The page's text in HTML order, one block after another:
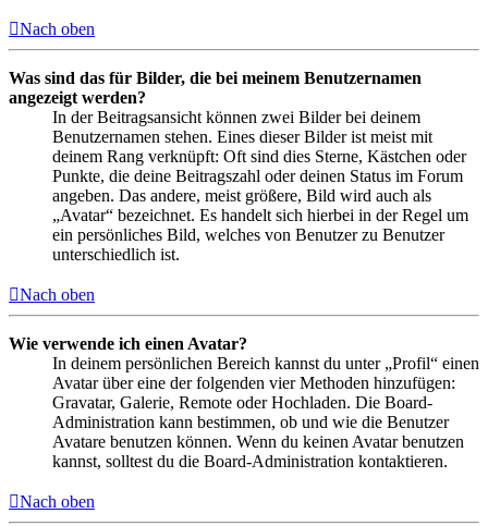
Nach oben
Was sind das für Bilder, die bei meinem Benutzernamen
angezeigt werden?
In der Beitragsansicht können zwei Bilder bei deinem
Benutzernamen stehen. Eines dieser Bilder ist meist mit
deinem Rang verknüpft: Oft sind dies Sterne, Kästchen oder
Punkte, die deine Beitragszahl oder deinen Status im Forum
angeben. Das andere, meist größere, Bild wird auch als
„Avatar“ bezeichnet. Es handelt sich hierbei in der Regel um
ein persönliches Bild, welches von Benutzer zu Benutzer
unterschiedlich ist.
Nach oben
Wie verwende ich einen Avatar?
In deinem persönlichen Bereich kannst du unter „Profil“ einen
Avatar über eine der folgenden vier Methoden hinzufügen:
Gravatar, Galerie, Remote oder Hochladen. Die Board-
Administration kann bestimmen, ob und wie die Benutzer
Avatare benutzen können. Wenn du keinen Avatar benutzen
kannst, solltest du die Board-Administration kontaktieren.
Nach oben